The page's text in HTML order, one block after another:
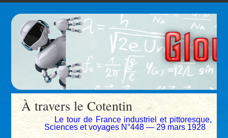
À travers le Cotentin
Le tour de France industriel et pittoresque,
Sciences et voyages N°448 — 29 mars 1928